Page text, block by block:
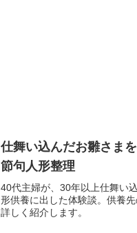
仕舞い込んだお雛さま
節句人形整理
40代主婦が、30年以上仕舞い
形供養に出した体験談。供養
詳しく紹介します。